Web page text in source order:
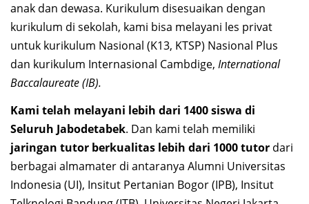
anak dan dewasa. Kurikulum disesuaikan dengan
kurikulum di sekolah, kami bisa melayani les privat
untuk kurikulum Nasional (K13, KTSP) Nasional Plus
dan kurikulum Internasional Cambdige, International
Baccalaureate (IB).
Kami telah melayani lebih dari 1400 siswa di
Seluruh Jabodetabek. Dan kami telah memiliki
jaringan tutor berkualitas lebih dari 1000 tutor dari
berbagai almamater di antaranya Alumni Universitas
Indonesia (UI), Insitut Pertanian Bogor (IPB), Insitut